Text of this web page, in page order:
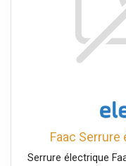
Faac
Serrure électrique